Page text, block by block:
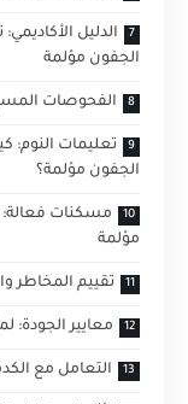
الدليل
الجفون مؤلمة
الفحوصات
تعليمات النوم:
الجفون مؤلمة؟
مسكنات فعالة:
مؤلمة
تقييم المخاطر
معايير الجودة:
التعامل مع